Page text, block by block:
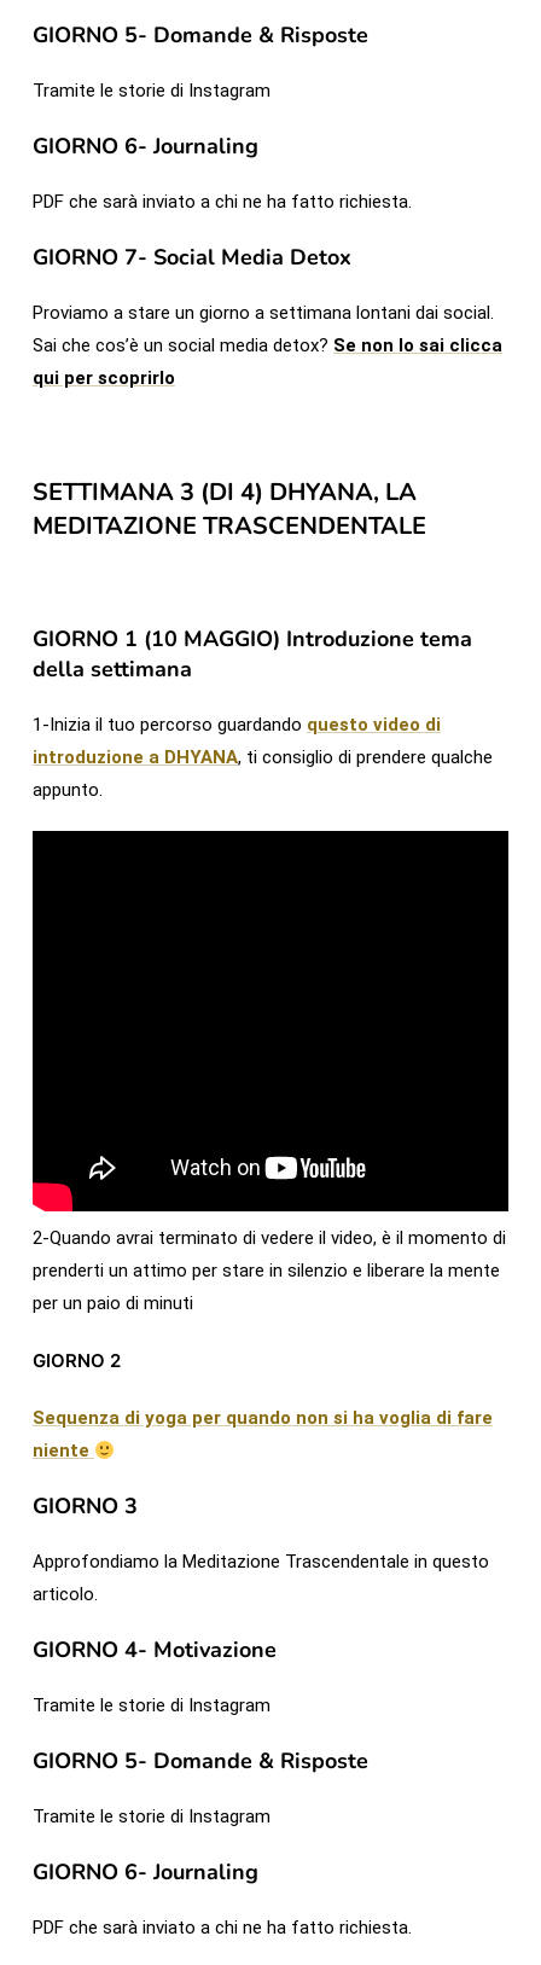
GIORNO 5- Domande & Risposte
Tramite le storie di Instagram
GIORNO 6- Journaling
PDF che sarà inviato a chi ne ha fatto richiesta.
GIORNO 7- Social Media Detox
Proviamo a stare un giorno a settimana lontani dai social.
Sai che cos’è un social media detox? Se non lo sai clicca
qui per scoprirlo
SETTIMANA 3 (DI 4) DHYANA, LA
MEDITAZIONE TRASCENDENTALE
GIORNO 1 (10 MAGGIO) Introduzione tema
della settimana
1-Inizia il tuo percorso guardando questo video di
introduzione a DHYANA, ti consiglio di prendere qualche
appunto.
2-Quando avrai terminato di vedere il video, è il momento di
prenderti un attimo per stare in silenzio e liberare la mente
per un paio di minuti
GIORNO 2
Sequenza di yoga per quando non si ha voglia di fare
niente
GIORNO 3
Approfondiamo la Meditazione Trascendentale in questo
articolo.
GIORNO 4- Motivazione
Tramite le storie di Instagram
GIORNO 5- Domande & Risposte
Tramite le storie di Instagram
GIORNO 6- Journaling
PDF che sarà inviato a chi ne ha fatto richiesta.